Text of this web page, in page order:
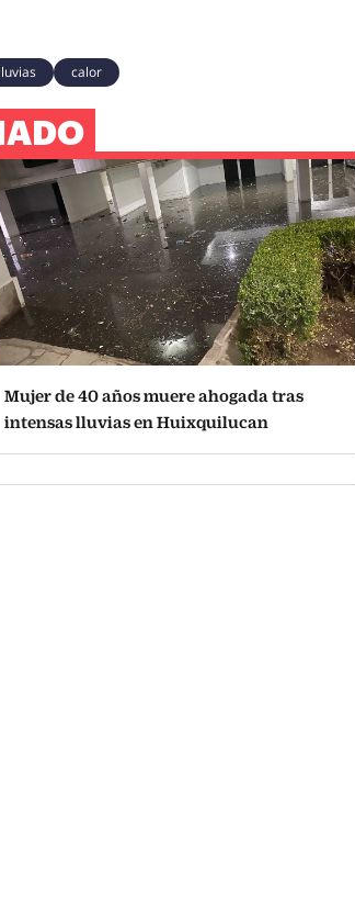
lluvias calor
Mujer de 40 años muere ahogada tras
intensas lluvias en Huixquilucan